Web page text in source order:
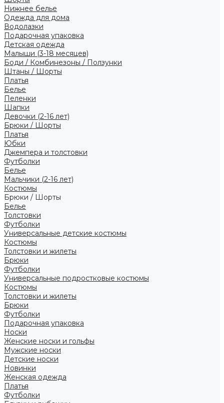
Нижнее белье
Одежда для дома
Водолазки
Подарочная упаковка
Детская одежда
Малыши (3-18 месяцев)
Боди / Комбинезоны / Ползунки
Штаны / Шорты
Платья
Белье
Пеленки
Шапки
Девочки (2-16 лет)
Брюки / Шорты
Платья
Юбки
Джемпера и толстовки
Футболки
Белье
Мальчики (2-16 лет)
Костюмы
Брюки / Шорты
Белье
Толстовки
Футболки
Универсальные детские костюмы
Костюмы
Толстовки и жилеты
Брюки
Футболки
Универсальные подростковые костюмы
Костюмы
Толстовки и жилеты
Брюки
Футболки
Подарочная упаковка
Носки
Женские носки и гольфы
Мужские носки
Детские носки
Новинки
Женская одежда
Платья
Футболки